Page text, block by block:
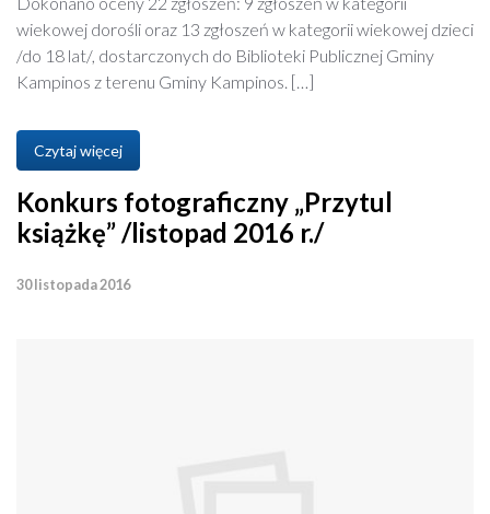
wiekowej dorośli oraz 13 zgłoszeń w kategorii wiekowej dzieci
/do 18 lat/, dostarczonych do Biblioteki Publicznej Gminy
Kampinos z terenu Gminy Kampinos. […]
Czytaj więcej
Konkurs fotograficzny „Przytul
książkę” /listopad 2016 r./
30 listopada 2016